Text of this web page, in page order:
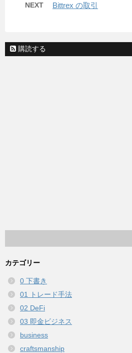
NEXT Bittrex の取引
購読する
カテゴリー
0 下書き
01 トレード手法
02 DeFi
03 即金ビジネス
business
craftsmanship